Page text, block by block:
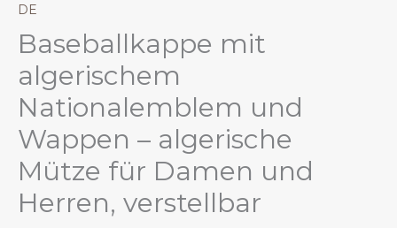
DE
Baseballkappe mit
algerischem
Nationalemblem und
Wappen – algerische
Mütze für Damen und
Herren, verstellbar